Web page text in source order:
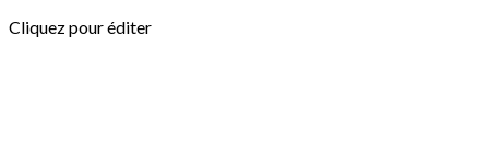
Cliquez pour éditer